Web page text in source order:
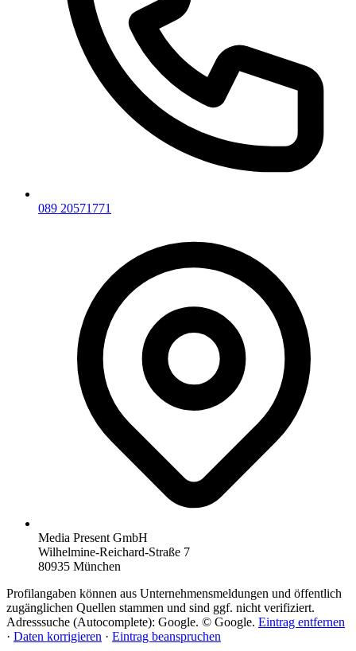
089 20571771
Media Present GmbH
Wilhelmine-Reichard-Straße 7
80935 München
Profilangaben können aus Unternehmensmeldungen und öffentlich
zugänglichen Quellen stammen und sind ggf. nicht verifiziert.
Adresssuche (Autocomplete): Google. © Google. Eintrag entfernen
· Daten korrigieren · Eintrag beanspruchen